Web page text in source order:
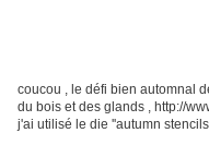
coucou , le défi bien automnal
du bois et des glands , http://
j'ai utilisé le die ''autumn